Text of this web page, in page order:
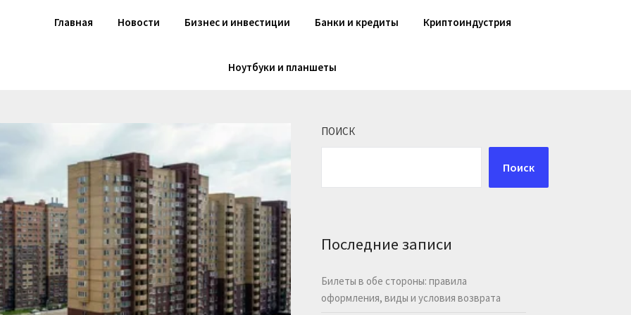
Главная Новости Бизнес и инвестиции Банки и кредиты Криптоиндустрия
Ноутбуки и планшеты
ПОИСК
Поиск
Последние записи
Билеты в обе стороны: правила
оформления, виды и условия возврата